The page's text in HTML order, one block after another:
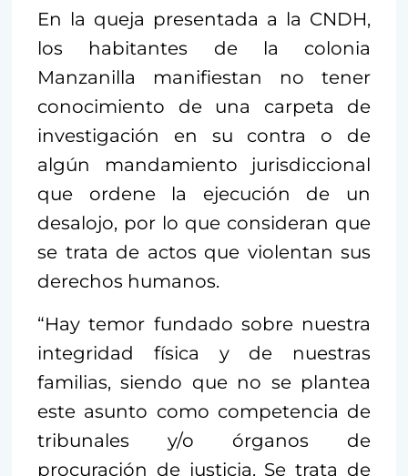
En la queja presentada a la CNDH,
los habitantes de la colonia
Manzanilla manifiestan no tener
conocimiento de una carpeta de
investigación en su contra o de
algún mandamiento jurisdiccional
que ordene la ejecución de un
desalojo, por lo que consideran que
se trata de actos que violentan sus
derechos humanos.
“Hay temor fundado sobre nuestra
integridad física y de nuestras
familias, siendo que no se plantea
este asunto como competencia de
tribunales y/o órganos de
procuración de justicia. Se trata de